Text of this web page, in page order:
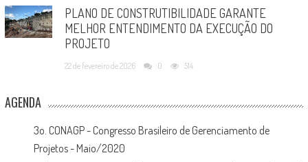
PLANO DE CONSTRUTIBILIDADE GARANTE
MELHOR ENTENDIMENTO DA EXECUÇÃO DO
PROJETO
22 de fevereiro de 2026 0 514
AGENDA
3o. CONAGP - Congresso Brasileiro de Gerenciamento de
Projetos - Maio/2020